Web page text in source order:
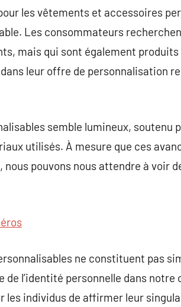
les vêtements et accessoires
Les consommateurs
mais qui sont également
leur offre de personnalisation
semble lumineux, soutenu
utilisés. À mesure que ces
pouvons nous attendre à voir
ne constituent pas
l’identité personnelle dans notre
individus de affirmer leur